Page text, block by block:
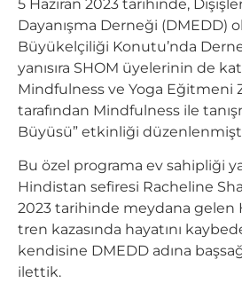
5 Haziran 2023 tarihinde,
Dayanışma Derneği (DMEDD)
Büyükelçiliği Konutu’nda
yanısıra SHOM üyelerinin de
Mindfulness ve Yoga Eğitmeni
tarafından Mindfulness ile
Büyüsü” etkinliği
Bu özel programa ev sahipliği
Hindistan sefiresi Racheline
2023 tarihinde meydana gelen
tren kazasında hayatını
kendisine DMEDD adına
ilettik.